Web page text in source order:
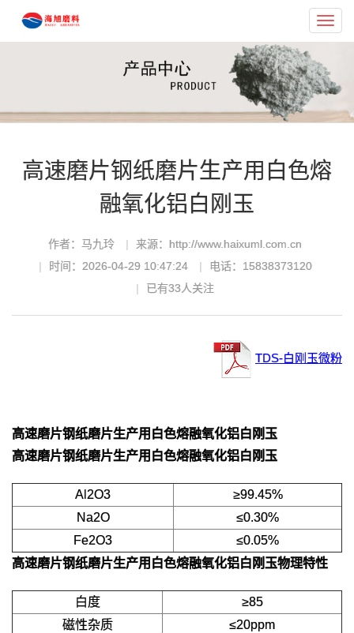
高速磨片钢纸磨片生产用白色熔
融氧化铝白刚玉
作者：马九玲
来源：http://www.haixuml.com.cn
时间：2026-04-29 10:47:24
电话：15838373120
已有33人关注
TDS-白刚玉微粉
高速磨片钢纸磨片生产用白色熔融氧化铝白刚玉
高速磨片钢纸磨片生产用白色熔融氧化铝白刚玉
Al2O3
≥99.45%
Na2O
≤0.30%
Fe2O3
≤0.05%
高速磨片钢纸磨片生产用白色熔融氧化铝白刚玉物理特性
白度
≥85
磁性杂质
≤20ppm